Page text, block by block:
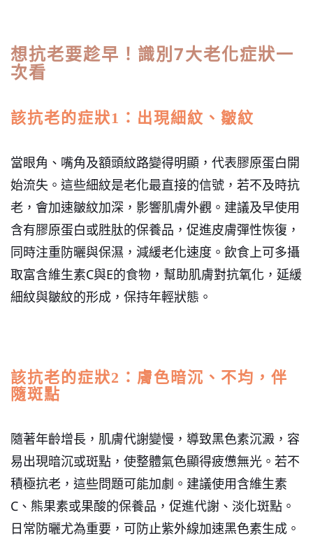
想抗老要趁早！識別7大老化症狀一
次看
該抗老的症狀1：出現細紋、皺紋
當眼角、嘴角及額頭紋路變得明顯，代表膠原蛋白開
始流失。這些細紋是老化最直接的信號，若不及時抗
老，會加速皺紋加深， 影響肌膚外觀。建議及早使用
含有膠原蛋白或胜肽的保養品，促進皮膚彈性恢復，
同時注重防曬與保濕，減緩老化速度。飲食上可多攝
取富含維生素C與E的食物，幫助肌膚對抗氧化，延緩
細紋與皺紋的形成，保持年輕狀態。
該抗老的症狀2：膚色暗沉、不均，伴
隨斑點
隨著年齡增長，肌膚代謝變慢，導致黑色素沉澱，容
易出現暗沉或斑點，使整體氣色顯得疲憊無光。 若不
積極抗老，這些問題可能加劇。建議使用含維生素
C、熊果素或果酸的保養品，促進代謝、淡化斑點。
日常防曬尤為重要，可防止紫外線加速黑色素生成。